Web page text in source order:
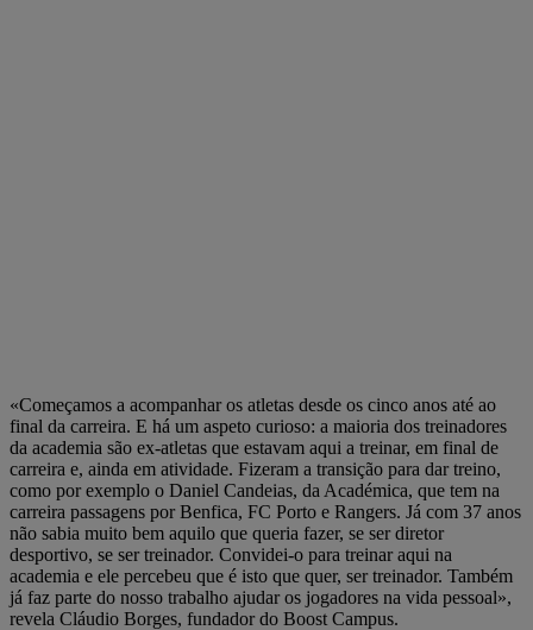
«Começamos a acompanhar os atletas desde os cinco anos até ao
final da carreira. E há um aspeto curioso: a maioria dos treinadores
da academia são ex-atletas que estavam aqui a treinar, em final de
carreira e, ainda em atividade. Fizeram a transição para dar treino,
como por exemplo o Daniel Candeias, da Académica, que tem na
carreira passagens por Benfica, FC Porto e Rangers. Já com 37 anos
não sabia muito bem aquilo que queria fazer, se ser diretor
desportivo, se ser treinador. Convidei-o para treinar aqui na
academia e ele percebeu que é isto que quer, ser treinador. Também
já faz parte do nosso trabalho ajudar os jogadores na vida pessoal»,
revela Cláudio Borges, fundador do Boost Campus.